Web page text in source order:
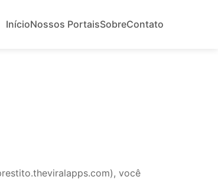
InícioNossos PortaisSobreContato
você